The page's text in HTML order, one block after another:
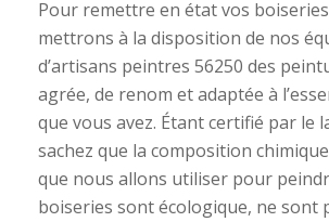
Pour remettre en état vos
mettrons à la disposition de nos
d’artisans peintres 56250 des
agrée, de renom et adaptée à
que vous avez. Étant certifié par le
sachez que la composition
que nous allons utiliser pour
boiseries sont écologique, ne sont